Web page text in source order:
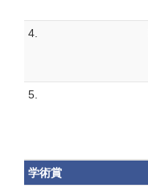
4.
5.
学術賞